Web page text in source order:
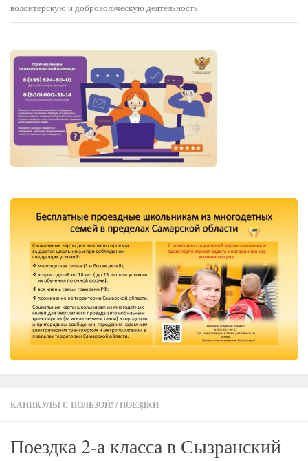
КАНИКУЛЫ С ПОЛЬЗОЙ! /ПОЕЗДКИ
Поездка 2-а класса в Сызранский
волонтерскую и добровольческую деятельность